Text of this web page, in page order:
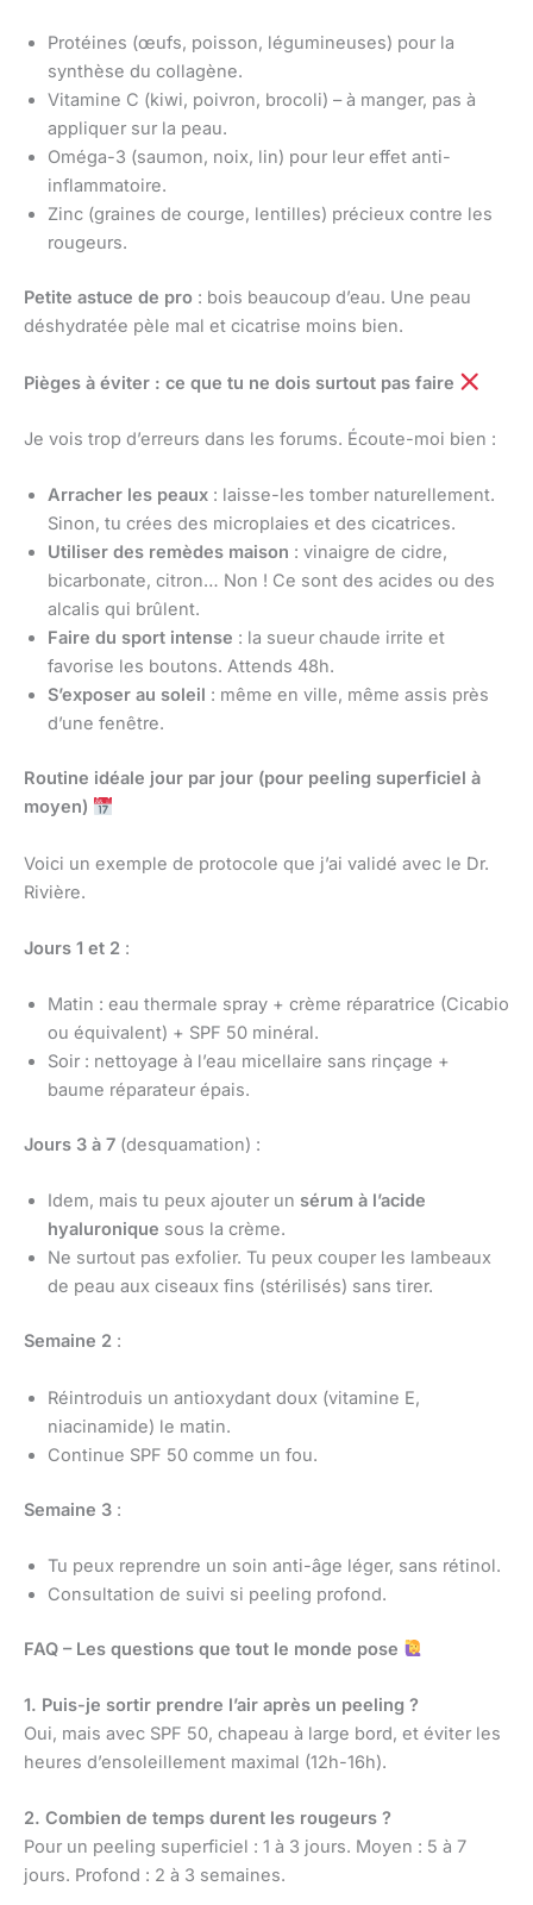
Protéines (œufs, poisson, légumineuses) pour la
synthèse du collagène.
Vitamine C (kiwi, poivron, brocoli) – à manger, pas à
appliquer sur la peau.
Oméga-3 (saumon, noix, lin) pour leur effet anti-
inflammatoire.
Zinc (graines de courge, lentilles) précieux contre les
rougeurs.
Petite astuce de pro : bois beaucoup d’eau. Une peau
déshydratée pèle mal et cicatrise moins bien.
Pièges à éviter : ce que tu ne dois surtout pas faire
Je vois trop d’erreurs dans les forums. Écoute-moi bien :
Arracher les peaux : laisse-les tomber naturellement.
Sinon, tu crées des microplaies et des cicatrices.
Utiliser des remèdes maison : vinaigre de cidre,
bicarbonate, citron… Non ! Ce sont des acides ou des
alcalis qui brûlent.
Faire du sport intense : la sueur chaude irrite et
favorise les boutons. Attends 48h.
S’exposer au soleil : même en ville, même assis près
d’une fenêtre.
Routine idéale jour par jour (pour peeling superficiel à
moyen)
Voici un exemple de protocole que j’ai validé avec le Dr.
Rivière.
Jours 1 et 2 :
Matin : eau thermale spray + crème réparatrice (Cicabio
ou équivalent) + SPF 50 minéral.
Soir : nettoyage à l’eau micellaire sans rinçage +
baume réparateur épais.
Jours 3 à 7 (desquamation) :
Idem, mais tu peux ajouter un sérum à l’acide
hyaluronique sous la crème.
Ne surtout pas exfolier. Tu peux couper les lambeaux
de peau aux ciseaux fins (stérilisés) sans tirer.
Semaine 2 :
Réintroduis un antioxydant doux (vitamine E,
niacinamide) le matin.
Continue SPF 50 comme un fou.
Semaine 3 :
Tu peux reprendre un soin anti-âge léger, sans rétinol.
Consultation de suivi si peeling profond.
FAQ – Les questions que tout le monde pose
1. Puis-je sortir prendre l’air après un peeling ?
Oui, mais avec SPF 50, chapeau à large bord, et éviter les
heures d’ensoleillement maximal (12h-16h).
2. Combien de temps durent les rougeurs ?
Pour un peeling superficiel : 1 à 3 jours. Moyen : 5 à 7
jours. Profond : 2 à 3 semaines.